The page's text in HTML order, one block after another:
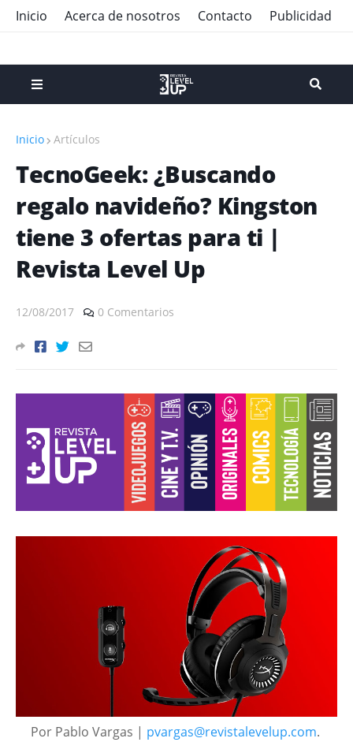
Inicio Acerca de nosotros Contacto Publicidad
Inicio Artículos
TecnoGeek: ¿Buscando
regalo navideño? Kingston
tiene 3 ofertas para ti |
Revista Level Up
12/08/2017 0 Comentarios
Por Pablo Vargas | pvargas@revistalevelup.com.